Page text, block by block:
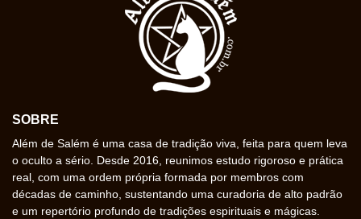
SOBRE
Além de Salém é uma casa de tradição viva, feita para quem leva
o oculto a sério. Desde 2016, reunimos estudo rigoroso e prática
real, com uma ordem própria formada por membros com
décadas de caminho, sustentando uma curadoria de alto padrão
e um repertório profundo de tradições espirituais e mágicas.